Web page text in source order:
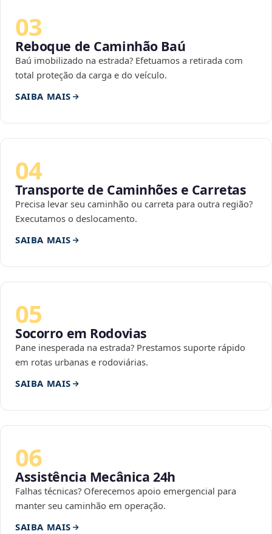
03
Reboque de Caminhão Baú
Baú imobilizado na estrada? Efetuamos a retirada com
total proteção da carga e do veículo.
SAIBA MAIS
04
Transporte de Caminhões e Carretas
Precisa levar seu caminhão ou carreta para outra região?
Executamos o deslocamento.
SAIBA MAIS
05
Socorro em Rodovias
Pane inesperada na estrada? Prestamos suporte rápido
em rotas urbanas e rodoviárias.
SAIBA MAIS
06
Assistência Mecânica 24h
Falhas técnicas? Oferecemos apoio emergencial para
manter seu caminhão em operação.
SAIBA MAIS